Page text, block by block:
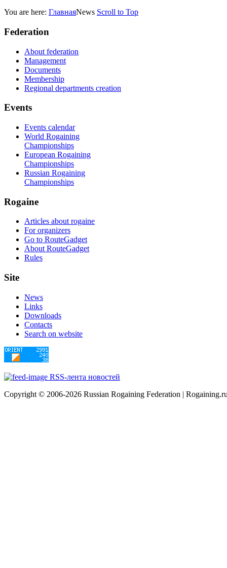
You are here: ГлавнаяNews Scroll to Top
Federation
About federation
Management
Documents
Membership
Regional departments creation
Events
Events calendar
World Rogaining
Championships
European Rogaining
Championships
Russian Rogaining
Championships
Rogaine
Articles about rogaine
For organizers
Go to RouteGadget
About RouteGadget
Rules
Site
News
Links
Downloads
Contacts
Search on website
RSS-лента новостей
Copyright © 2006-2026 Russian Rogaining Federation |